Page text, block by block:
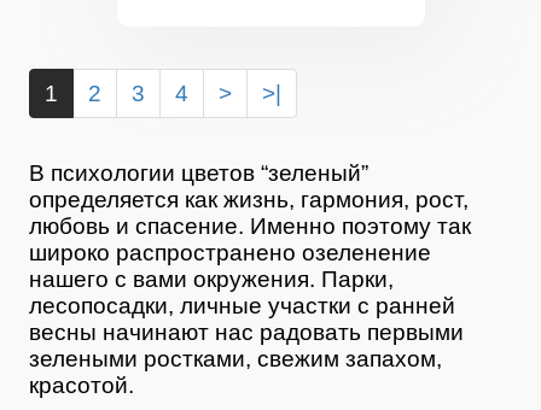
1 2 3 4 > >|
В психологии цветов “зеленый”
определяется как жизнь, гармония, рост,
любовь и спасение. Именно поэтому так
широко распространено озеленение
нашего с вами окружения. Парки,
лесопосадки, личные участки с ранней
весны начинают нас радовать первыми
зелеными ростками, свежим запахом,
красотой.